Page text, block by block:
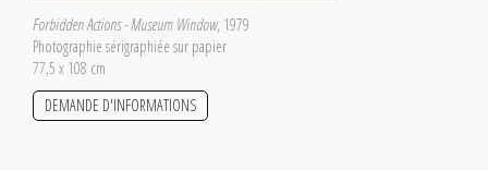
Forbidden Actions - Museum Window, 1979
Photographie sérigraphiée sur papier
77,5 x 108 cm
DEMANDE D'INFORMATIONS